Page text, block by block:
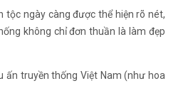
tộc ngày càng được thể hiện rõ nét,
không chỉ đơn thuần là làm đẹp
ấn truyền thống Việt Nam (như hoa